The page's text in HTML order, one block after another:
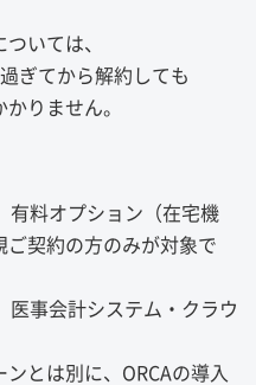
いては、
ぎてから解約しても
りません。
有料オプション（在宅機
契約の方のみが対象で
事会計システム・クラウ
とは別に、ORCAの導入